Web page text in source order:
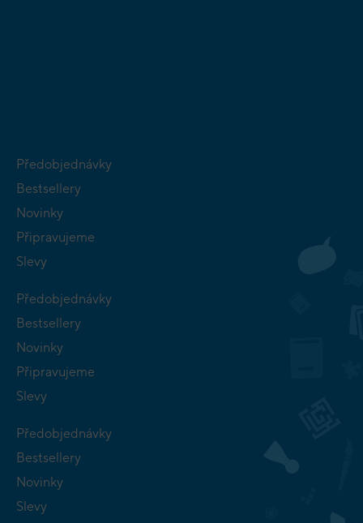
Předobjednávky
Bestsellery
Novinky
Připravujeme
Slevy
Předobjednávky
Bestsellery
Novinky
Připravujeme
Slevy
Předobjednávky
Bestsellery
Novinky
Slevy